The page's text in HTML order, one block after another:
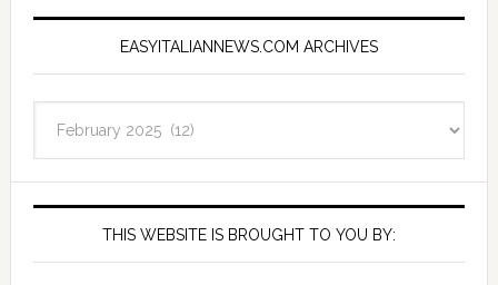
EASYITALIANNEWS.COM ARCHIVES
Archives
THIS WEBSITE IS BROUGHT TO YOU BY: